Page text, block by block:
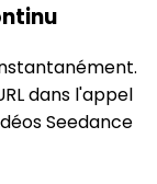
dans l'appel
Seedance